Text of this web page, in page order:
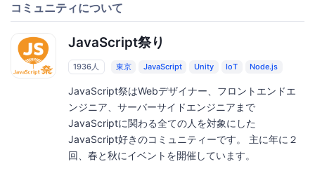
コミュニティについて
JavaScript祭り
1936人 東京 JavaScript Unity IoT Node.js
JavaScript祭はWebデザイナー、フロントエンドエ
ンジニア、サーバーサイドエンジニアまで
JavaScriptに関わる全ての人を対象にした
JavaScript好きのコミュニティーです。 主に年に２
回、春と秋にイベントを開催しています。